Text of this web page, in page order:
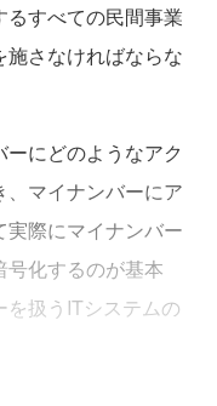
るすべての民間事業
さなければならな
にどのようなアク
マイナンバーにア
際にマイナンバー
化するのが基本
扱うITシステムの